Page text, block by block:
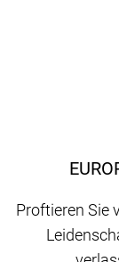
Proftieren Sie